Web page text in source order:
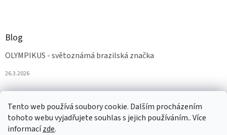
Tento web používá soubory cookie. Dalším procházením
tohoto webu vyjadřujete souhlas s jejich používáním.. Více
informacízde.
Blog
OLYMPIKUS - světoznámá brazilská značka
26.3.2026